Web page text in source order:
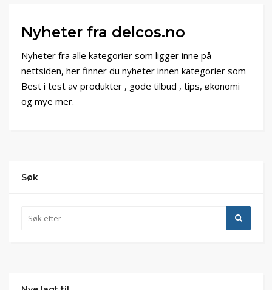
Nyheter fra delcos.no
Nyheter fra alle kategorier som ligger inne på
nettsiden, her finner du nyheter innen kategorier som
Best i test av produkter , gode tilbud , tips, økonomi
og mye mer.
Søk